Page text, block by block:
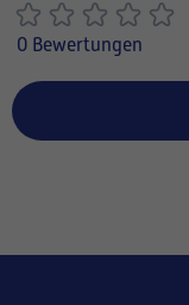
0 Bewertungen